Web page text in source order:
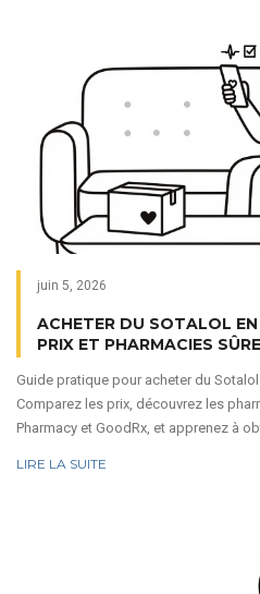
juin 5, 2026
ACHETER DU SOTALOL
PRIX ET PHARMACIES
Guide pratique pour acheter du
Comparez les prix, découvrez les
Pharmacy et GoodRx, et apprenez à
LIRE LA SUITE